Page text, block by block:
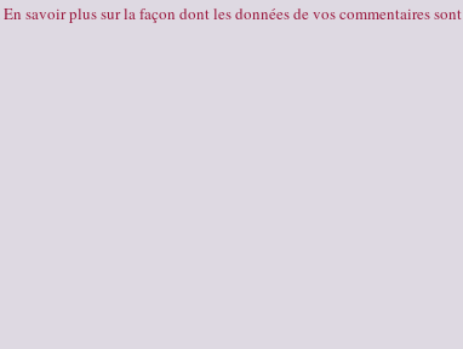
En savoir plus sur la façon dont les données de vos commentaires sont